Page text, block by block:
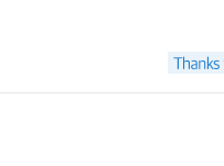
때도 아이들에게 같이 가자고
들어가 쉬는데, 팔을 몸에 딱
해하지 않는다. 움직일 때마다
두두 떨어지고, 냄새도 조금 나
한 무서움보다는 호기심이 더
밍에 삼남매를 돌보기 위한 존
는 점에서 꽤나 수상쩍은 상
않을까 싶다. 트롤임에도 불구
스터 주식회사>에 나오는 설
어 쓴 것처럼 검은색이지만 순
와 아이들의 첫 만남은 아무도
엄마 메리 헬맨은 자신에게
상품에 당첨되어 우편물이 오
생각했다. 그때 초인종이 울리